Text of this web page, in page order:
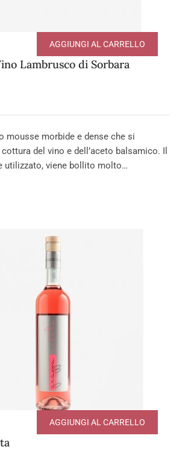
Lambrusco di Sorbara
AGGIUNGI AL CARRELLO
mousse morbide e dense che si
del vino e dell’aceto balsamico. Il
utilizzato, viene bollito molto…
AGGIUNGI AL CARRELLO